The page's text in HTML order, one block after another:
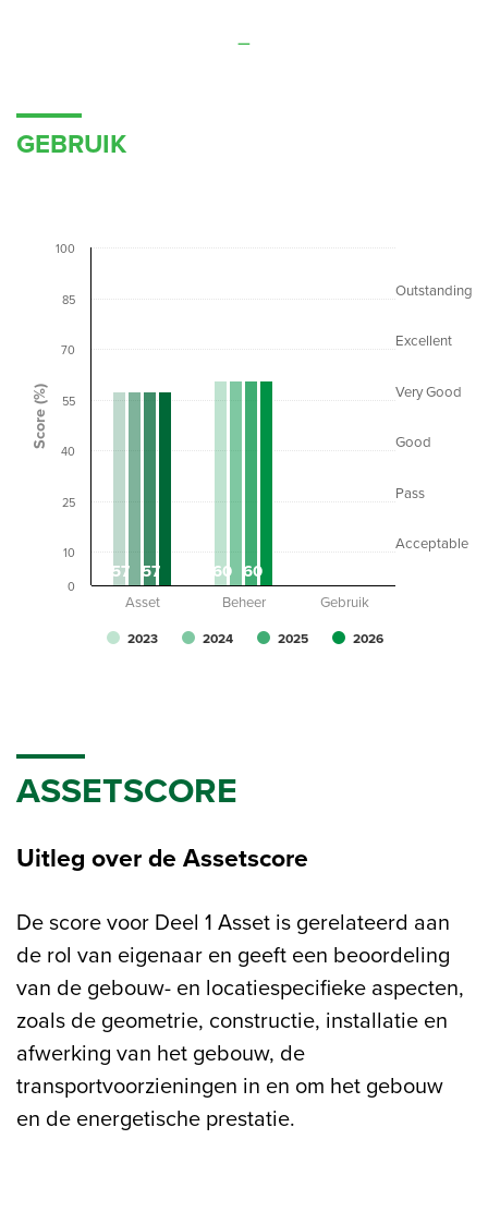
–
GEBRUIK
Acceptable
Pass
Good
Very Good
Excellent
Outstanding
Score (%)
57 60
57 60
2023 2024 2025 2026
Asset Beheer Gebruik
0
10
25
40
55
70
85
100
ASSETSCORE
Uitleg over de Assetscore
De score voor Deel 1 Asset is gerelateerd aan
de rol van eigenaar en geeft een beoordeling
van de gebouw- en locatiespecifieke aspecten,
zoals de geometrie, constructie, installatie en
afwerking van het gebouw, de
transportvoorzieningen in en om het gebouw
en de energetische prestatie.